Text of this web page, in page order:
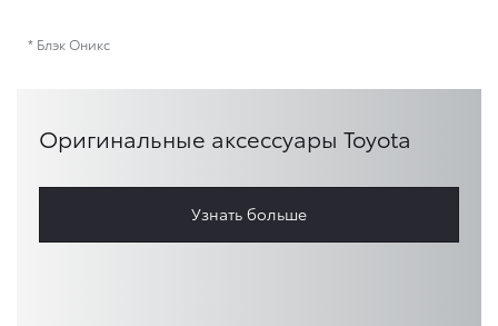
* Блэк Оникс
Оригинальные аксессуары Toyota
Узнать больше